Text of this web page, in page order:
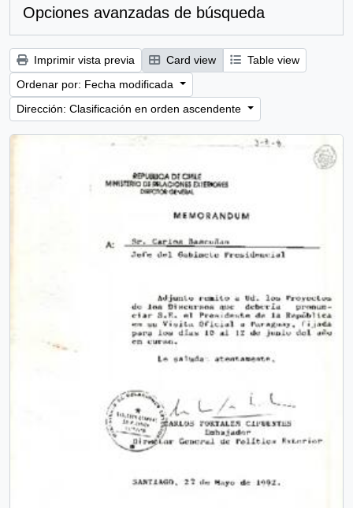
Opciones avanzadas de búsqueda
Imprimir vista previa Card view
Table view
Ordenar por: Fecha modificada
Dirección: Clasificación en orden ascendente